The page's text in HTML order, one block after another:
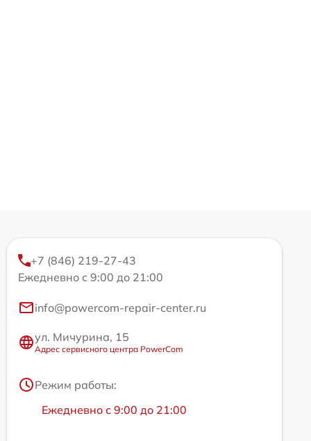
+7 (846) 219-27-43
Ежедневно с 9:00 до 21:00
info@powercom-repair-center.ru
ул. Мичурина, 15
Адрес сервисного центра PowerCom
Режим работы:
Ежедневно с 9:00 до 21:00